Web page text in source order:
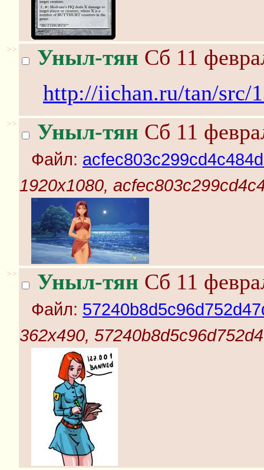
>> Уныл-тян Сб 11
http://iichan.ru/tan/src/
>> Уныл-тян Сб 11
Файл:
1920x1080,
>> Уныл-тян Сб 11
Файл:
362x490,